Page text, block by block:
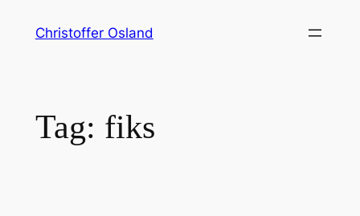
Christoffer Osland
Tag: fiks